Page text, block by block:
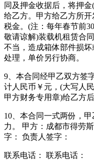
同及押金收据后，将押
给乙方。甲方给乙方所
税金。(注：每年春节前
敬请谅解)装载机租赁合
不当，造成箱体部件损
处理，单价另行协商。
9、本合同经甲乙双方签
计人民币￥元，(大写人
甲方财务专用章)给乙方后
10、本合同一式两份，
力。 甲方：成都市得劳
字： 负责人签字：
联系电话： 联系电话：